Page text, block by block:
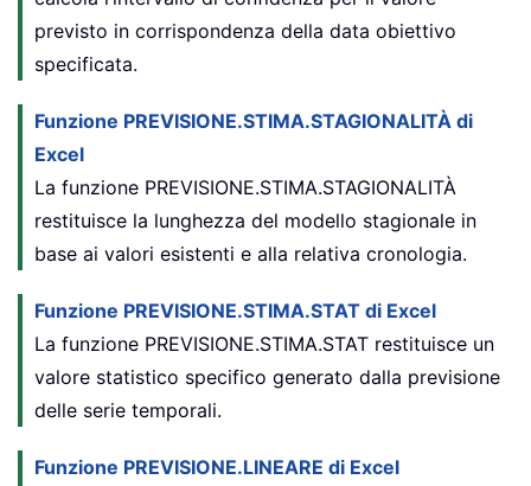
previsto in corrispondenza della data obiettivo
specificata.
Funzione PREVISIONE.STIMA.STAGIONALITÀ di
Excel
La funzione PREVISIONE.STIMA.STAGIONALITÀ
restituisce la lunghezza del modello stagionale in
base ai valori esistenti e alla relativa cronologia.
Funzione PREVISIONE.STIMA.STAT di Excel
La funzione PREVISIONE.STIMA.STAT restituisce un
valore statistico specifico generato dalla previsione
delle serie temporali.
Funzione PREVISIONE.LINEARE di Excel